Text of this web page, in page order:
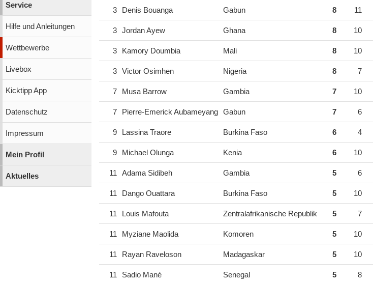
Service
Hilfe und Anleitungen
Wettbewerbe
Livebox
Kicktipp App
Datenschutz
Impressum
Mein Profil
Aktuelles
3 Denis Bouanga Gabun 8 11
3 Jordan Ayew Ghana 8 10
3 Kamory Doumbia Mali 8 10
3 Victor Osimhen Nigeria 8 7
7 Musa Barrow Gambia 7 10
7 Pierre-Emerick Aubameyang Gabun 7 6
9 Lassina Traore Burkina Faso 6 4
9 Michael Olunga Kenia 6 10
11 Adama Sidibeh Gambia 5 6
11 Dango Ouattara Burkina Faso 5 10
11 Louis Mafouta Zentralafrikanische Republik 5 7
11 Myziane Maolida Komoren 5 10
11 Rayan Raveloson Madagaskar 5 10
11 Sadio Mané Senegal 5 8